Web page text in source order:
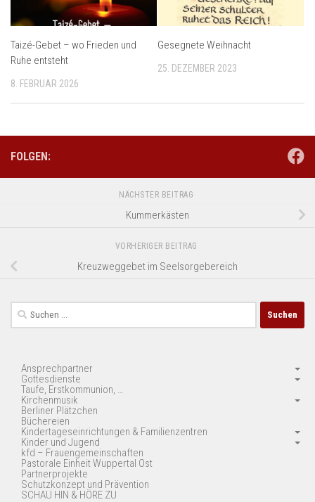
Taizé-Gebet – wo Frieden und
Ruhe entsteht
8. FEBRUAR 2026
Gesegnete Weihnacht
25. DEZEMBER 2023
FOLGEN:
NÄCHSTER BEITRAG
Kummerkästen
VORHERIGER BEITRAG
Kreuzweggebet im Seelsorgebereich
Suchen
nach:
Ansprechpartner
Gottesdienste
Taufe, Erstkommunion, …
Kirchenmusik
Berliner Plätzchen
Büchereien
Kindertageseinrichtungen & Familienzentren
Kinder und Jugend
kfd – Frauengemeinschaften
Pastorale Einheit Wuppertal Ost
Partnerprojekte
Schutzkonzept und Prävention
SCHAU HIN & HÖRE ZU